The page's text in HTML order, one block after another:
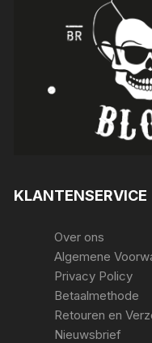
KLANTENSERVICE
Over ons
Algemene
Privacy Policy
Betaalmethode
Retouren en
Nieuwsbrief